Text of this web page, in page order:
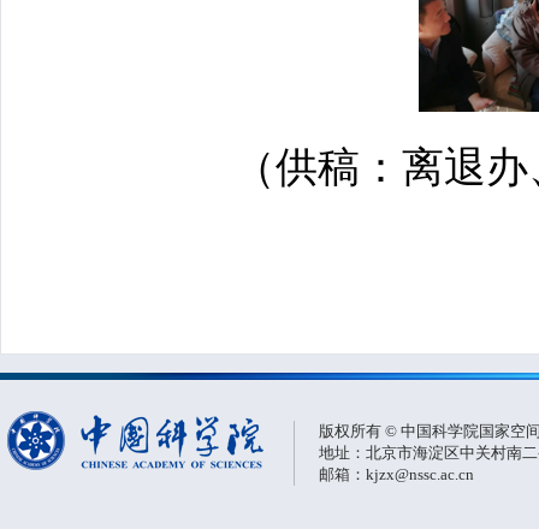
（供稿：离退办
版权所有 © 中国科学院国家空
地址：北京市海淀区中关村南
邮箱：kjzx@nssc.ac.cn